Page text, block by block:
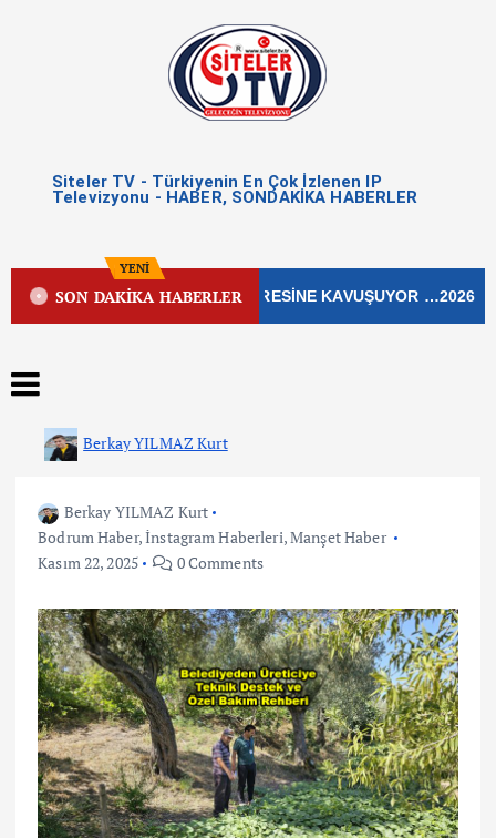
Siteler TV - Türkiyenin En Çok İzlenen IP
Televizyonu - HABER, SONDAKİKA HABERLER
YENİ
SON DAKİKA HABERLER
İŞLEK CADDESİ YENİ ÇEHRESİNE KAVUŞUYOR …2026
Berkay YILMAZ Kurt
Berkay YILMAZ Kurt
Bodrum Haber,İnstagram Haberleri,Manşet Haber
Kasım 22, 2025
0 Comments